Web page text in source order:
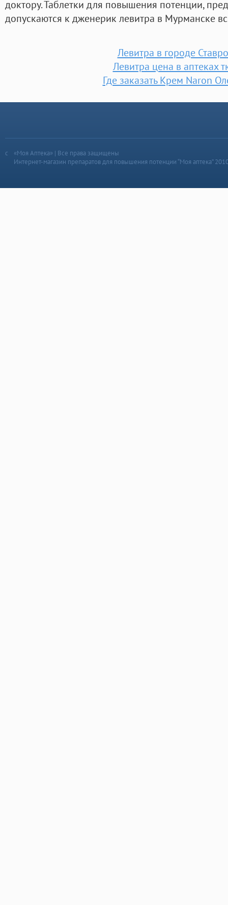
доктору. Таблетки для повышения потенции,
допускаются к дженерик левитра в Мурманске
Левитра в городе
Левитра цена в аптеках
Где заказать Крем Naron
«Моя Аптека» | Все права защищены
Интернет-магазин препаратов для повышения потенции “Моя аптека”